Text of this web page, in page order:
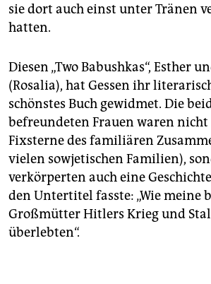
sie dort auch einst unter Tränen
hatten.
Diesen „Two Babushkas“, Esther
(Rosalia), hat Gessen ihr
schönstes Buch gewidmet. Die
befreundeten Frauen waren
Fixsterne des familiären
vielen sowjetischen Familien),
verkörperten auch eine
den Untertitel fasste: „Wie meine
Großmütter Hitlers Krieg und
überlebten“.